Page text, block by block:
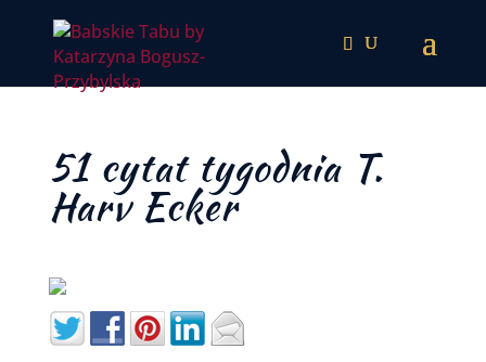
51 cytat tygodnia T.
Harv Ecker